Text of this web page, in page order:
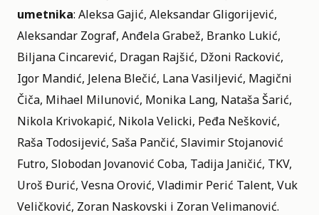
umetnika: Aleksa Gajić, Aleksandar Gligorijević,
Aleksandar Zograf, Anđela Grabež, Branko Lukić,
Biljana Cincarević, Dragan Rajšić, Džoni Racković,
Igor Mandić, Jelena Blečić, Lana Vasiljević, Magični
Čiča, Mihael Milunović, Monika Lang, Nataša Šarić,
Nikola Krivokapić, Nikola Velicki, Peđa Nešković,
Raša Todosijević, Saša Pančić, Slavimir Stojanović
Futro, Slobodan Jovanović Coba, Tadija Janičić, TKV,
Uroš Đurić, Vesna Orović, Vladimir Perić Talent, Vuk
Veličković, Zoran Naskovski i Zoran Velimanović.